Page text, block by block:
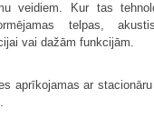
veidiem. Kur tas
telpas,
vai dažām funkcijām.
aprīkojamas ar